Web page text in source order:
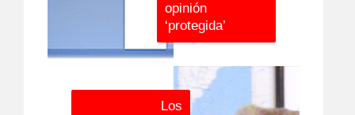
opinión
‘protegida’
Los